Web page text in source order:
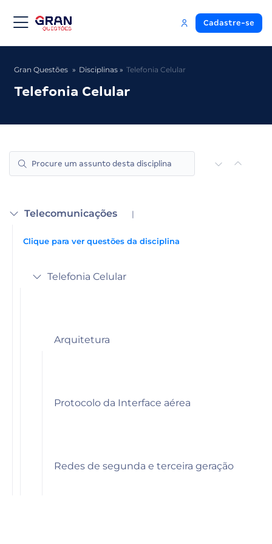
Cadastre-se
Gran Questões Disciplinas Telefonia Celular
Telefonia Celular
Telecomunicações |
Clique para ver questões da disciplina
Telefonia Celular
Arquitetura
Protocolo da Interface aérea
Redes de segunda e terceira geração